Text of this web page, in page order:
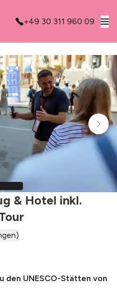
+49 30 311 960 09
& Hotel inkl.
den UNESCO-Stätten von